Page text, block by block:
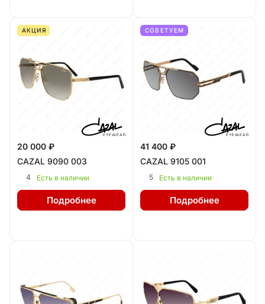
АКЦИЯ
20 000 ₽
CAZAL 9090 003
4 Есть в наличии
Подробнее
СОВЕТУЕМ
41 400 ₽
CAZAL 9105 001
5 Есть в наличии
Подробнее